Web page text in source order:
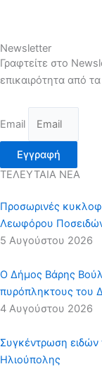
Newsletter
Γραφτείτε στο
επικαιρότητα από
Email
Εγγραφή
ΤΕΛΕΥΤΑΙΑ ΝΕΑ
Προσωρινές
Λεωφόρου
5 Αυγούστου 2026
Ο Δήμος Βάρης
πυρόπληκτους του
4 Αυγούστου 2026
Συγκέντρωση
Ηλιούπολης